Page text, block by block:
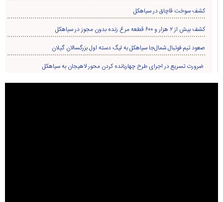
کشف سوخت قاچاق در سياهکل
کشف بیش از ۲ هزار و ۶۰۰ قطعه مرغ زنده بدون مجوز در سیاهکل
صعود تیم فوتبال شمال‌جا‌ سیاهکل به لیگ دسته اول بزرگسالان گیلان
ضرورت تسریع در اجرای طرح چهاربانده کردن محور لاهیجان به سیاهکل